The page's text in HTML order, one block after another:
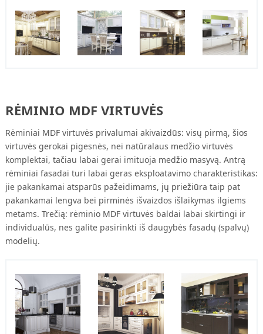
RĖMINIO MDF VIRTUVĖS
Rėminiai MDFvirtuvės privalumai akivaizdūs: visų pirmą, šios
virtuvės gerokai pigesnės, nei natūralaus medžio virtuvės
komplektai, tačiau labai gerai imituoja medžio masyvą. Antrą
rėminiai fasadai turi labai geras eksploatavimocharakteristikas:
jie pakankamai atsparūs pažeidimams, jų priežiūra taip pat
pakankamai lengva bei pirminės išvaizdos išlaikymas ilgiems
metams. Trečią: rėminio MDFvirtuvės baldai labai skirtingi ir
individualūs, nes galite pasirinkti iš daugybės fasadų (spalvų)
modelių.